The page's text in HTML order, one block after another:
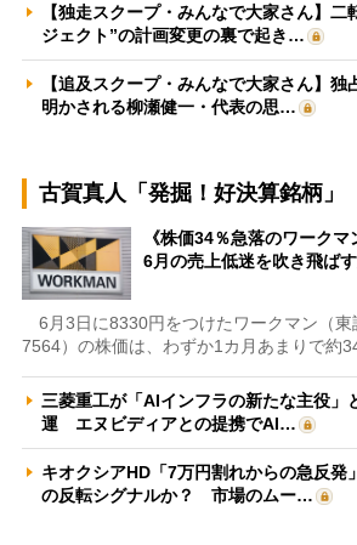
【独走スクープ・みんなで大家さん】二
ジェクト”の計画変更の裏で起き…
【追及スクープ・みんなで大家さん】独
明かされる柳瀬健一・代表の思…
古賀真人「発掘！好決算銘柄」
《株価34％急落のワークマ
6月の売上低迷を吹き飛ば
6月3日に8330円をつけたワークマン（東
7564）の株価は、わずか1カ月あまりで約
三菱重工が「AIインフラの新たな主役」
運 エヌビディアとの提携でAI…
キオクシアHD「7万円割れからの急反発
の反転シグナルか？ 市場のムー…